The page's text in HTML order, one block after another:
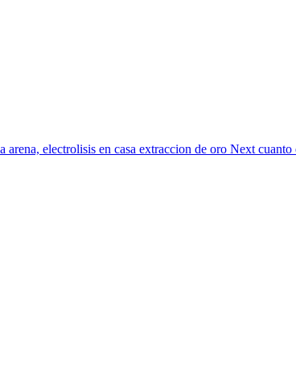
electrolisis en casa extraccion de oro Next